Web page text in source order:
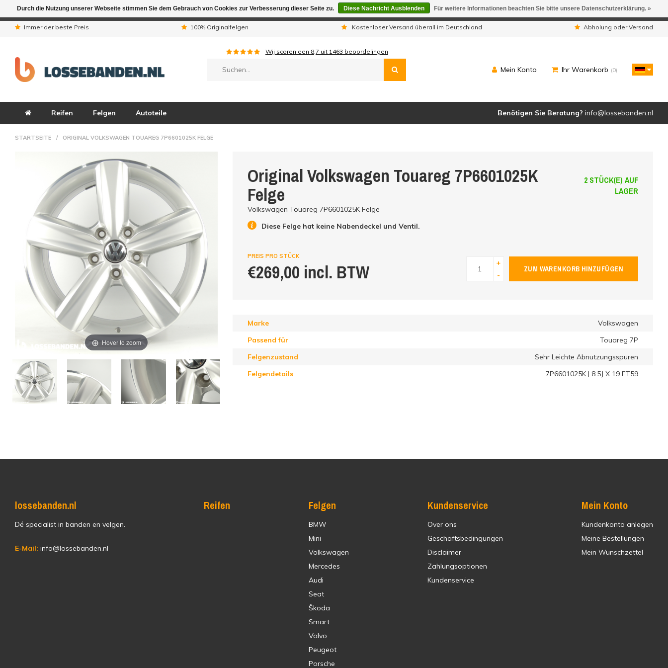
Immer der beste Preis 100% Originalfelgen Kostenloser Versand überall im Deutschland Abholung oder Versand
Wij scoren een 8,7 uit 1463 beoordelingen
Mein Konto Ihr Warenkorb (0)
Reifen Felgen Autoteile Benötigen Sie Beratung? info@lossebanden.nl
STARTSEITE / ORIGINAL VOLKSWAGEN TOUAREG 7P6601025K FELGE
Hover to zoom
Original Volkswagen Touareg 7P6601025K
Felge
2 STÜCK(E) AUF
LAGER
Volkswagen Touareg 7P6601025K Felge
Diese Felge hat keine Nabendeckel und Ventil.
PREIS PRO STÜCK
€269,00 incl. BTW
+
-
ZUM WARENKORB HINZUFÜGEN
Marke
Volkswagen
Passend für
Touareg 7P
Felgenzustand
Sehr Leichte Abnutzungsspuren
Felgendetails
7P6601025K | 8.5J X 19 ET59
lossebanden.nl
Dé specialist in banden en velgen.
E-Mail: info@lossebanden.nl
Reifen Felgen
BMW
Mini
Volkswagen
Mercedes
Audi
Seat
Škoda
Smart
Volvo
Peugeot
Porsche
Kundenservice
Over ons
Geschäftsbedingungen
Disclaimer
Zahlungsoptionen
Kundenservice
Mein Konto
Kundenkonto anlegen
Meine Bestellungen
Mein Wunschzettel
Durch die Nutzung unserer Webseite stimmen Sie dem Gebrauch von Cookies zur Verbesserung dieser Seite zu. Diese Nachricht Ausblenden Für weitere Informationen beachten Sie bitte unsere Datenschutzerklärung. »
Aufgrund der Ferientagen sind wir telefonisch nicht erreichbar. Aufgegebene Bestellungen werden geliefert.